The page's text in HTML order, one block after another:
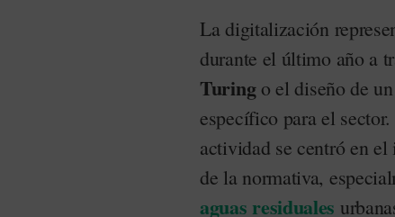
La digitalización
durante el último año a
Turingo el diseño de
específico para el
actividad se centró en
de la normativa,
aguas residuales